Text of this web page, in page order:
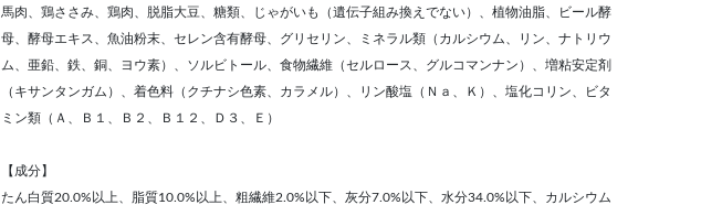
馬肉、鶏ささみ、鶏肉、脱脂大豆、糖類、じゃがいも（遺伝子組み換えでない）、植物油脂、ビール酵
母、酵母エキス、魚油粉末、セレン含有酵母、グリセリン、ミネラル類（カルシウム、リン、ナトリウ
ム、亜鉛、鉄、銅、ヨウ素）、ソルビトール、食物繊維（セルロース、グルコマンナン）、増粘安定剤
（キサンタンガム）、着色料（クチナシ色素、カラメル）、リン酸塩（Ｎａ、Ｋ）、塩化コリン、ビタ
ミン類（Ａ、Ｂ１、Ｂ２、Ｂ１２、Ｄ３、Ｅ）
【成分】
たん白質20.0%以上、脂質10.0%以上、粗繊維2.0%以下、灰分7.0%以下、水分34.0%以下、カルシウム